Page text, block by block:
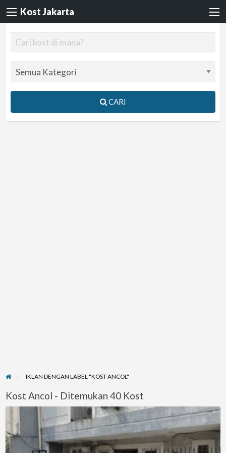
Kost Jakarta
CARI
IKLAN DENGAN LABEL "KOST ANCOL"
Kost Ancol - Ditemukan 40 Kost
Kos
Jakpus,